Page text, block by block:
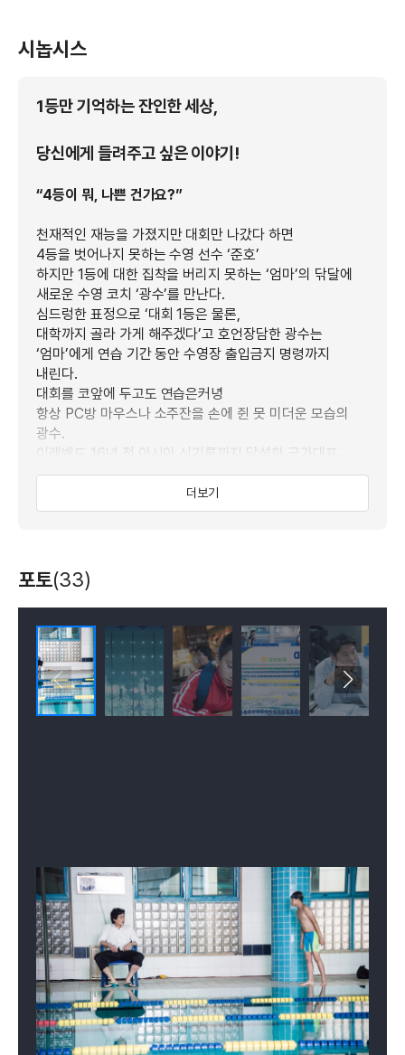
시놉시스
1등만 기억하는 잔인한 세상,
당신에게 들려주고 싶은 이야기!
“4등이 뭐, 나쁜 건가요?”
천재적인 재능을 가졌지만 대회만 나갔다 하면
4등을 벗어나지 못하는 수영 선수 ‘준호’
하지만 1등에 대한 집착을 버리지 못하는 ‘엄마’의 닦달에
새로운 수영 코치 ‘광수’를 만난다.
심드렁한 표정으로 ‘대회 1등은 물론,
대학까지 골라 가게 해주겠다’고 호언장담한 광수는
‘엄마’에게 연습 기간 동안 수영장 출입금지 명령까지
내린다.
대회를 코앞에 두고도 연습은커녕
항상 PC방 마우스나 소주잔을 손에 쥔 못 미더운 모습의
광수.
이래봬도 16년 전 아시아 신기록까지 달성한 국가대표
출신이다.
의심 반, 기대 반의 시간이 지나고,
드디어 수영 대회에 출전한 ‘준호’의 기록은 ‘거의’ 1등!
그런데 그때, 신이 난 동생 ‘기호’가 해맑게 질문을
던지는데…!
“정말 맞고 하니까 잘 한 거야?
예전에는 안 맞아서 맨날 4등 했던 거야, 형?”
동생의 말에 시퍼렇게 질린 얼굴처럼 멍투성이인 열두 살
‘준호’의 몸.
‘준호’는 좋아하는 수영을 계속할 수 있을까…?
더보기
포토(33)